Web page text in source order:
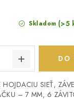
Skladom (>5
DO
HOJDACIU SIEŤ,
– 7 MM, 6